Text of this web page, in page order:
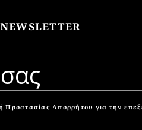
Προστασίας Απορρήτου για την